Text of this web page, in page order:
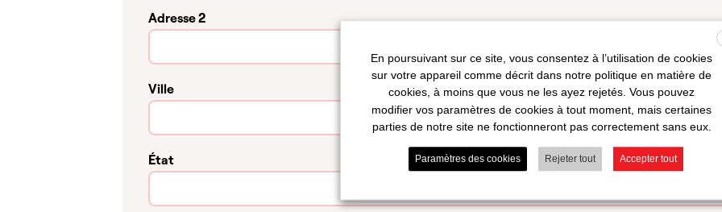
Adresse 2
Ville
État
En poursuivant sur ce site, vous consentez à l’utilisation de cookies
sur votre appareil comme décrit dans notre politique en matière de
cookies, à moins que vous ne les ayez rejetés. Vous pouvez
modifier vos paramètres de cookies à tout moment, mais certaines
parties de notre site ne fonctionneront pas correctement sans eux.
Paramètres des cookies Rejeter tout Accepter tout